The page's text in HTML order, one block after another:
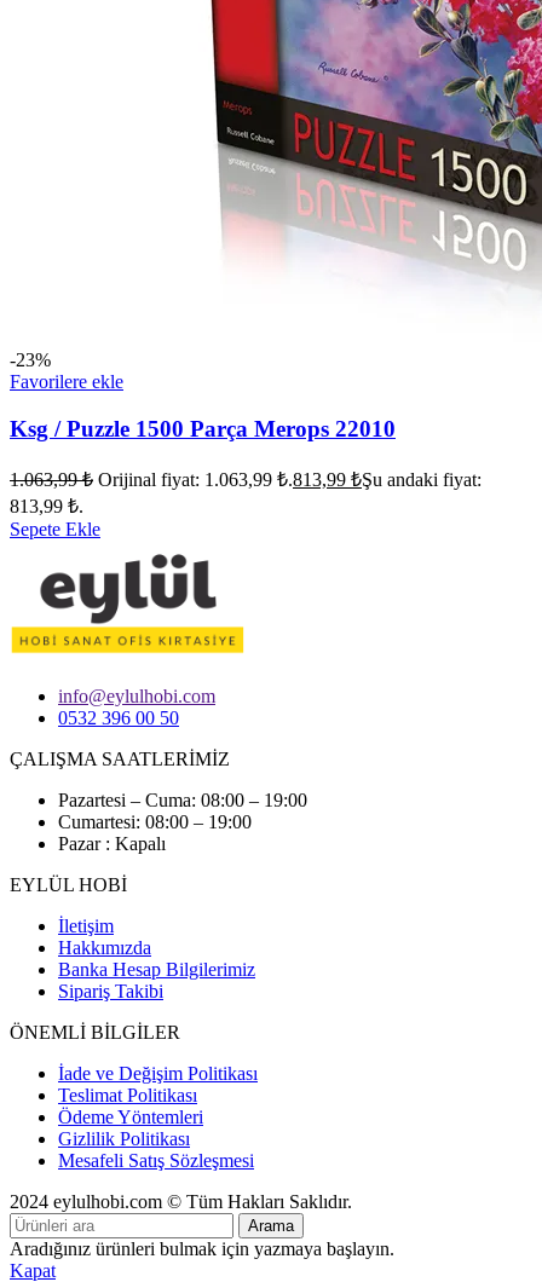
-23%
Favorilere ekle
Ksg / Puzzle 1500 Parça Merops 22010
1.063,99₺ Orijinal fiyat: 1.063,99 ₺.813,99 ₺Şu andaki fiyat:
813,99 ₺.
Sepete Ekle
info@eylulhobi.com
0532 396 00 50
ÇALIŞMA SAATLERİMİZ
Pazartesi – Cuma: 08:00 – 19:00
Cumartesi: 08:00 – 19:00
Pazar : Kapalı
EYLÜL HOBİ
İletişim
Hakkımızda
Banka Hesap Bilgilerimiz
Sipariş Takibi
ÖNEMLİ BİLGİLER
İade ve Değişim Politikası
Teslimat Politikası
Ödeme Yöntemleri
Gizlilik Politikası
Mesafeli Satış Sözleşmesi
2024 eylulhobi.com © Tüm Hakları Saklıdır.
Arama
Aradığınız ürünleri bulmak için yazmaya başlayın.
Kapat